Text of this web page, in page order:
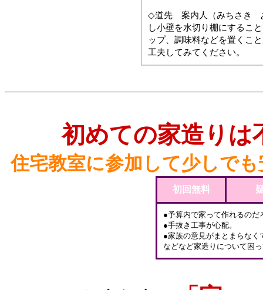
◇道先 案内人（みちさき
し小壁を水切り棚にするこ
ップ、調味料などを置くこ
工夫してみてください。
初めての家造りは
住宅教室に参加して少しで
初回無料
●予算内で家って作れるのだ
●手抜き工事が心配。
●家族の意見がまとまらなく
などなど家造りについて困